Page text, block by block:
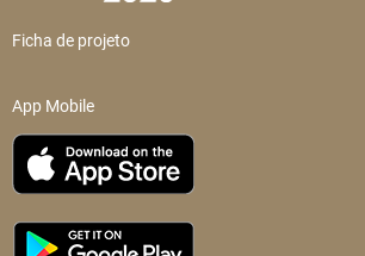
Ficha de projeto
App Mobile